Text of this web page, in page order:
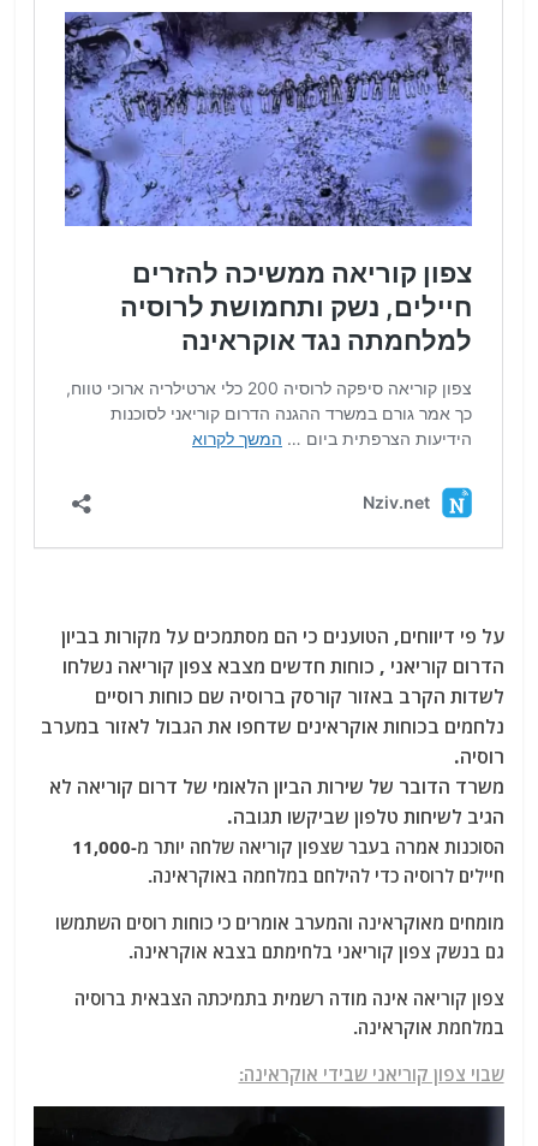
על פי דיווחים, הטוענים כי הם מסתמכים על מקורות בביון
הדרום קוריאני , כוחות חדשים מצבא צפון קוריאה נשלחו
לשדות הקרב באזור קורסק ברוסיה שם כוחות רוסיים
נלחמים בכוחות אוקראינים שדחפו את הגבול לאזור במערב
רוסיה.
משרד הדובר של שירות הביון הלאומי של דרום קוריאה לא
הגיב לשיחות טלפון שביקשו תגובה.
הסוכנות אמרה בעבר שצפון קוריאה שלחה יותר מ-11,000
חיילים לרוסיה כדי להילחם במלחמה באוקראינה.
מומחים מאוקראינה והמערב אומרים כי כוחות רוסים השתמשו
גם בנשק צפון קוריאני בלחימתם בצבא אוקראינה.
צפון קוריאה אינה מודה רשמית בתמיכתה הצבאית ברוסיה
במלחמת אוקראינה.
שבוי צפון קוריאני שבידי אוקראינה: